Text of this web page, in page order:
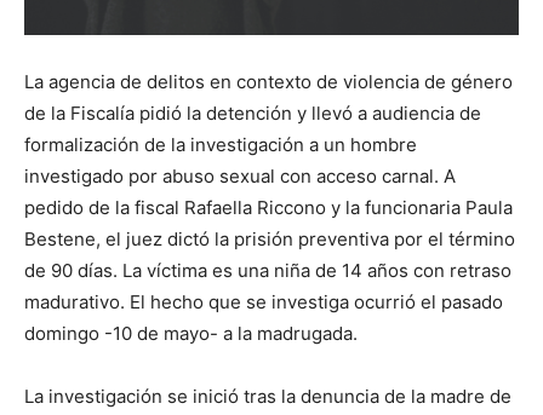
La agencia de delitos en contexto de violencia de género
de la Fiscalía pidió la detención y llevó a audiencia de
formalización de la investigación a un hombre
investigado por abuso sexual con acceso carnal. A
pedido de la fiscal Rafaella Riccono y la funcionaria Paula
Bestene, el juez dictó la prisión preventiva por el término
de 90 días. La víctima es una niña de 14 años con retraso
madurativo. El hecho que se investiga ocurrió el pasado
domingo -10 de mayo- a la madrugada.
La investigación se inició tras la denuncia de la madre de